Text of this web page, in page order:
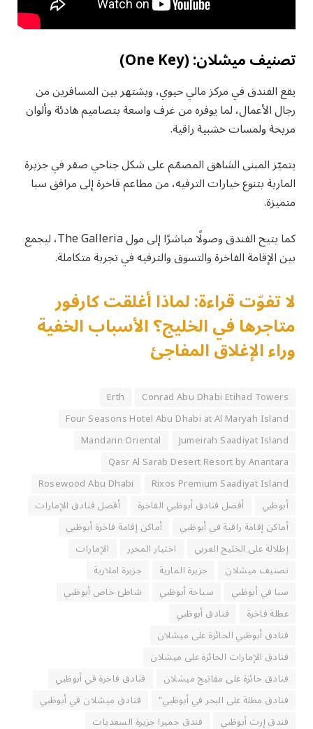
تصنيف ميشلان: (One Key)
يقع الفندق في مركز مالي حيوي، ويشتهر بين المسافرين من
رجال الأعمال، لما يوفره من غرف واسعة بتصاميم هادئة وألوان
مريحة ولمسات خشبية راقية.
يتميّز المبنى الشاهق المصمّم على شكل جناحي صقر في جزيرة
المارية بتنوع خيارات الترفيه، من مطاعم فاخرة إلى مرافق سبا
متميزة.
كما يتيح الفندق وصولًا مباشرًا إلى مول The Galleria، ليجمع
بين الإقامة الفاخرة والتسوق والترفيه في تجربة متكاملة.
لا تفوّت قراءة: لماذا أغلقت كارفور
متاجرها في الخليج؟ الأسباب الخفية
وراء الإغلاق المفاجئ
Conrad Abu Dhabi Etihad Towers
Erth
Four Seasons Hotel Abu Dhabi at Al Maryah Island
Jumeirah Saadiyat Island
Mandarin Oriental
Qasr Al Sarab Desert Resort by Anantara
Rixos Premium Saadiyat Island
Rosewood Abu Dhabi
أبوظبي
أفضل فنادق أبوظبي الفاخرة
أفضل فنادق الإمارات
أماكن إقامة راقية في أبوظبي
أماكن إقامة فاخرة أبوظبي
إطلالة على الخليج العربي
اختيار المحرر
الإمارات
تصنيف ميشلان
جزيرة المارية
جزيرة املارية
سبا في أبوظبي
سياحة أبوظبي
شاطئ خاص أبوظبي
عطلة فاخرة
فنادق أبوظبي
فنادق أبوظبي الحائزة على ميشلان
فنادق الإمارات الحائزة على ميشلان
فنادق حائزة على مفاتيح ميشلان
فنادق فاخرة في أبوظبي
فنادق مطلة على البحر في أبوظبي"
فنادق ميشلان في أبوظبي
فندق إرث أبوظبي
فندق جميرا جزيرة السعديات